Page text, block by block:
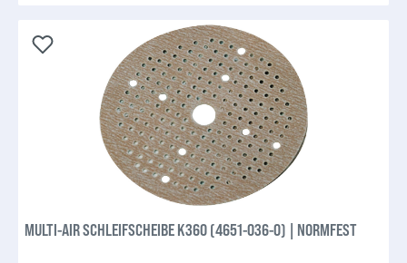
MULTI-AIR SCHLEIFSCHEIBE K360 (4651-036-0) | NORMFEST